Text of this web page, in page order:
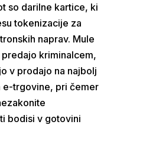
so darilne kartice, ki
tokenizacije za
naprav. Mule
kriminalcem,
v prodajo na najbolj
e-trgovine, pri čemer
bodisi v gotovini